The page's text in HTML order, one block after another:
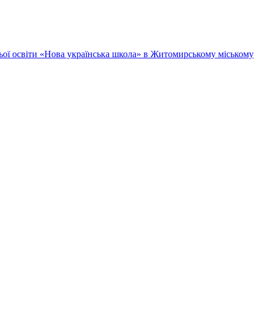
освіти «Нова українська школа» в Житомирському міському